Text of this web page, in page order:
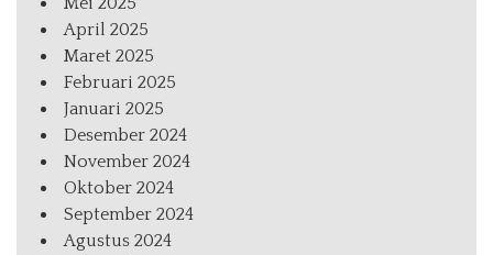
April 2025
Maret 2025
Februari 2025
Januari 2025
Desember 2024
November 2024
Oktober 2024
September 2024
Agustus 2024